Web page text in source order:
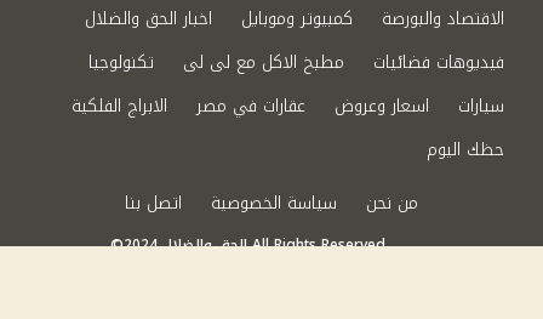
الاقتصاد والبورصة
كمبيوتر وموبايل
اخبار الحق والضلال
فيديوهات فضائيات
مطبخ الاكل مع لى لى
تكنولوجيا
سيارات
اسعار وعروض عقارات في مصر
الابراج الفلكية
حظك اليوم
من نحن
سياسة الخصوصية اتصل بنا
©2024 الحق والضلال All Rights Reserved.